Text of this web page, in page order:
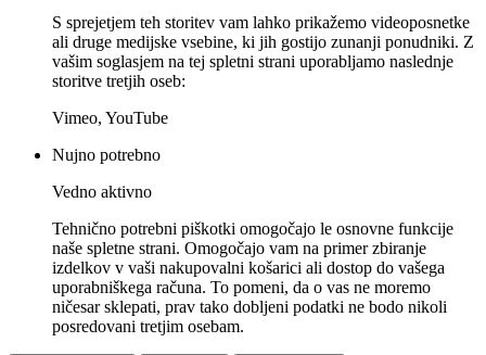
S sprejetjem teh storitev vam lahko prikažemo videoposnetke
ali druge medijske vsebine, ki jih gostijo zunanji ponudniki. Z
vašim soglasjem na tej spletni strani uporabljamo naslednje
storitve tretjih oseb:
Vimeo, YouTube
Nujno potrebno
Vedno aktivno
Tehnično potrebni piškotki omogočajo le osnovne funkcije
naše spletne strani. Omogočajo vam na primer zbiranje
izdelkov v vaši nakupovalni košarici ali dostop do vašega
uporabniškega računa. To pomeni, da o vas ne moremo
ničesar sklepati, prav tako dobljeni podatki ne bodo nikoli
posredovani tretjim osebam.